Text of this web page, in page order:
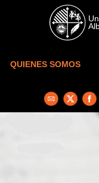
Skip to main content
QUIENES SOMOS